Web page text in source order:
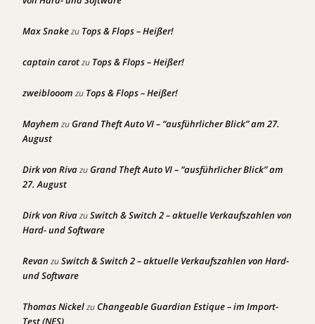
Max Snakezu Tops & Flops – Heißer!
captain carotzu Tops & Flops – Heißer!
zweiblooom zu Tops & Flops – Heißer!
Mayhem zuGrand Theft Auto VI – “ausführlicher Blick” am 27.
August
Dirk von RivazuGrand Theft Auto VI – “ausführlicher Blick” am
27. August
Dirk von RivazuSwitch & Switch 2 – aktuelle Verkaufszahlen von
Hard- und Software
Revan zuSwitch & Switch 2 – aktuelle Verkaufszahlen von Hard-
und Software
Thomas NickelzuChangeable Guardian Estique – im Import-
Test (NES)